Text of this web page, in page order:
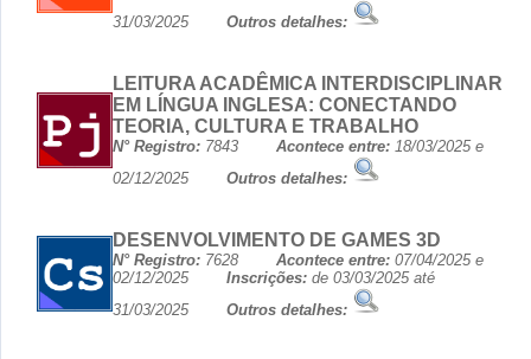
31/03/2025 Outros detalhes:
LEITURA ACADÊMICA INTERDISCIPLINAR
EM LÍNGUA INGLESA: CONECTANDO
TEORIA, CULTURA E TRABALHO
N° Registro: 7843 Acontece entre: 18/03/2025 e
02/12/2025 Outros detalhes:
DESENVOLVIMENTO DE GAMES 3D
N° Registro: 7628 Acontece entre: 07/04/2025 e
02/12/2025 Inscrições: de 03/03/2025 até
31/03/2025 Outros detalhes: